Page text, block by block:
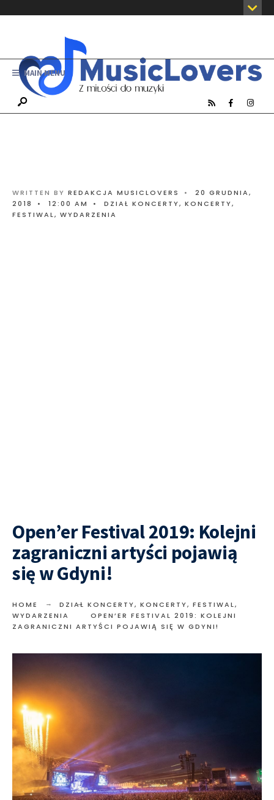
MAIN MENU
WRITTEN BY REDAKCJA MUSICLOVERS •
20 GRUDNIA,
2018
• 12:00 AM • DZIAŁ KONCERTY, KONCERTY,
FESTIWAL, WYDARZENIA
Open’er Festival 2019: Kolejni
zagraniczni artyści pojawią
się w Gdyni!
HOME DZIAŁ KONCERTY, KONCERTY, FESTIWAL,
WYDARZENIA
OPEN’ER FESTIVAL 2019: KOLEJNI
ZAGRANICZNI ARTYŚCI POJAWIĄ SIĘ W GDYNI!